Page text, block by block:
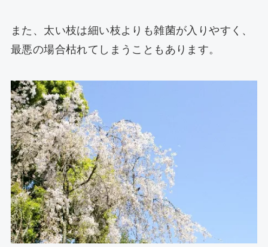
また、太い枝は細い枝よりも雑菌が入りやすく、
最悪の場合枯れてしまうこともあります。